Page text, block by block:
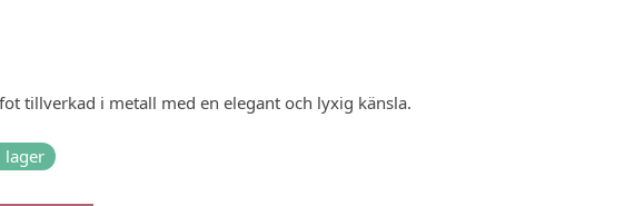
tillverkad i metall med en elegant och lyxig känsla.
lager